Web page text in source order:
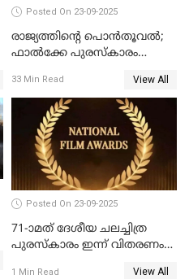
Posted On 23-09-2025
രാജ്യത്തിന്റെ പൊൻതൂവൽ;
ഫാൽക്കേ പുരസ്കാരം
സിനിമ ആത്മാവിന്റെ
സ്പന്ദനമെന്ന് ലാൽ;
ഉർവശിക്കും വിജയരാഘവനും
ദേശീയ അവാർഡ്
33 Min Read View All
Posted On 23-09-2025
71-ാമത് ദേശീയ ചലച്ചിത്ര
പുരസ്‌കാരം ഇന്ന് വിതരണം
1 Min Read View All